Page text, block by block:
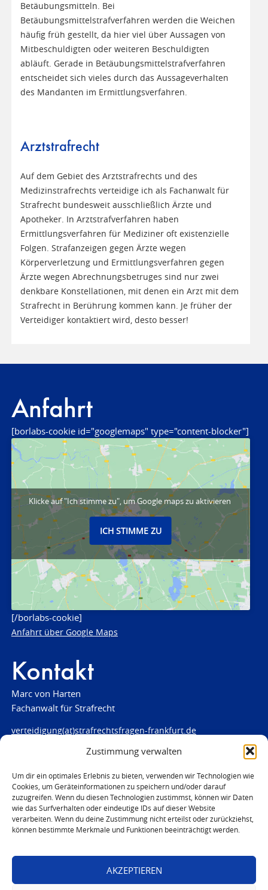
Zustimmung verwalten
Um dir ein optimales Erlebnis zu bieten, verwenden wir Technologien wie
Cookies, um Geräteinformationen zu speichern und/oder darauf
zuzugreifen. Wenn du diesen Technologien zustimmst, können wir Daten
wie das Surfverhalten oder eindeutige IDs auf dieser Website
verarbeiten. Wenn du deine Zustimmung nicht erteilst oder zurückziehst,
können bestimmte Merkmale und Funktionen beeinträchtigt werden.
AKZEPTIEREN
Betäubungsmitteln. Bei
Betäubungsmittelstrafverfahren werden die Weichen
häufig früh gestellt, da hier viel über Aussagen von
Mitbeschuldigten oder weiteren Beschuldigten
abläuft. Gerade in Betäubungsmittelstrafverfahren
entscheidet sich vieles durch das Aussageverhalten
des Mandanten im Ermittlungsverfahren.
Arztstrafrecht
Auf dem Gebiet des Arztstrafrechts und des
Medizinstrafrechts verteidige ich als Fachanwalt für
Strafrecht bundesweit ausschließlich Ärzte und
Apotheker. In Arztstrafverfahren haben
Ermittlungsverfahren für Mediziner oft existenzielle
Folgen. Strafanzeigen gegen Ärzte wegen
Körperverletzung und Ermittlungsverfahren gegen
Ärzte wegen Abrechnungsbetruges sind nur zwei
denkbare Konstellationen, mit denen ein Arzt mit dem
Strafrecht in Berührung kommen kann. Je früher der
Verteidiger kontaktiert wird, desto besser!
Anfahrt
[borlabs-cookie id="googlemaps" type="content-blocker"]
Klicke auf "Ich stimme zu", um Google maps zu aktivieren
ICH STIMME ZU
[/borlabs-cookie]
Anfahrt über Google Maps
Kontakt
Marc von Harten
Fachanwalt für Strafrecht
verteidigung(at)strafrechtsfragen-frankfurt.de
www.strafrechtsfragen-frankfurt.de
Louisenstraße 84
61348 Bad Homburg
Telefon:06172 - 66 28 00
Telefax: 06172 - 66 28 01
0171 - 691 67 67